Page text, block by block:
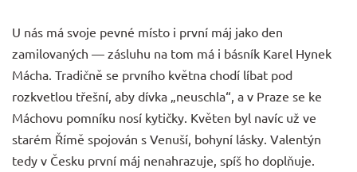
U nás má svoje pevné místo i první máj jako den
zamilovaných — zásluhu na tom má i básník Karel Hynek
Mácha. Tradičně se prvního května chodí líbat pod
rozkvetlou třešní, aby dívka „neuschla“, a v Praze se ke
Máchovu pomníku nosí kytičky. Květen byl navíc už ve
starém Římě spojován s Venuší, bohyní lásky. Valentýn
tedy v Česku první máj nenahrazuje, spíš ho doplňuje.